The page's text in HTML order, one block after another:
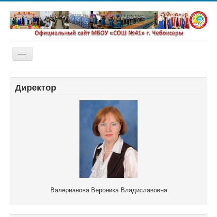
Включить/
выключить
Главная
Новости
Директор
Валерианова Вероника Владиславовна